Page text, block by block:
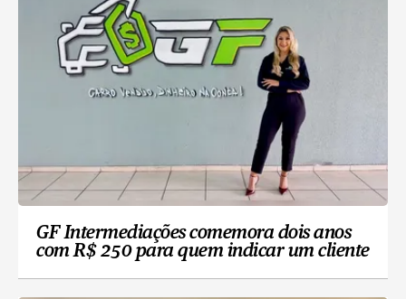
GF Intermediações comemora dois anos
com R$ 250 para quem indicar um cliente